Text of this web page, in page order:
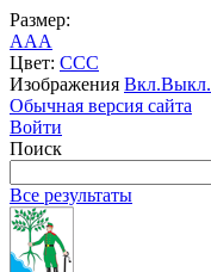
Размер:
AAA
Цвет: CCC
Изображения Вкл.Выкл.
Обычная версия сайта
Войти
Поиск
Все результаты